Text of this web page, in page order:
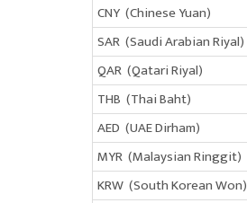
CNY (Chinese Yuan)
SAR (Saudi Arabian Riyal)
QAR (Qatari Riyal)
THB (Thai Baht)
AED (UAE Dirham)
MYR (Malaysian Ringgit)
KRW (South Korean Won)